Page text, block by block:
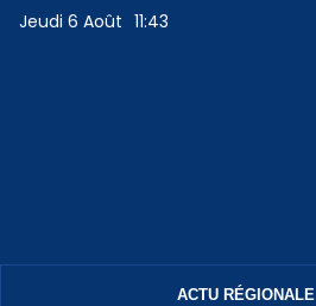
Jeudi 6 Août 11:43
ACTU RÉGIONALE